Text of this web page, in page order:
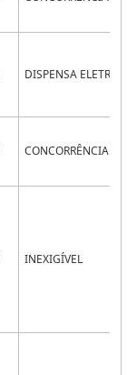
DISPENSA
CONCORRÊNCIA
INEXIGÍVEL